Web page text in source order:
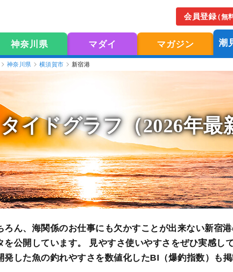
会員登録（無
神奈川県 マダイ マガジン 潮
神奈川県 横須賀市 新宿港
イドグラフ（2026年最
ん、海関係のお仕事にも欠かすことが出来ない新宿
公開しています。 見やすさ使いやすさをぜひ実感し
した魚の釣れやすさを数値化したBI（爆釣指数）も掲